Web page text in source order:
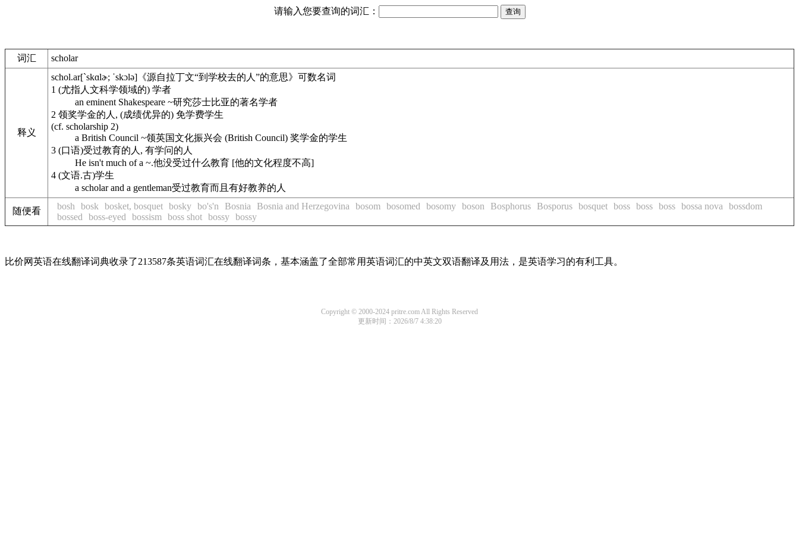
请输入您要查询的词汇：
词汇 scholar
释义
schol.ar[`skɑlɚ; ˈskɔlə] 《源自拉丁文“到学校去的人”的意思》 可数名词
1 (尤指人文科学领域的) 学者
an eminent Shakespeare ~研究莎士比亚的著名学者
2 领奖学金的人, (成绩优异的) 免学费学生
(cf. scholarship 2)
a British Council ~领英国文化振兴会 (British Council) 奖学金的学生
3 (口语)受过教育的人, 有学问的人
He isn't much of a ~.他没受过什么教育 [他的文化程度不高]
4 (文语.古)学生
a scholar and a gentleman受过教育而且有好教养的人
随便看 bosh bosk bosket, bosquet bosky bo's'n Bosnia Bosnia and Herzegovina bosom bosomed bosomy boson Bosphorus Bosporus bosquet boss boss boss bossa nova
bossdom
bossed
boss-eyed bossism boss shot bossy bossy
比价网英语在线翻译词典收录了213587条英语词汇在线翻译词条，基本涵盖了全部常用英语词汇的中英文双语翻译及用法，是英语学习的有利工具。
Copyright © 2000-2024 pritre.com All Rights Reserved
更新时间：2026/8/7 4:38:20